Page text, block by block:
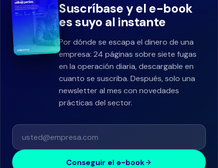
Suscríbase y el e-book
es suyo al instante
Por dónde se escapa el dinero de una
empresa: 24 páginas sobre siete fugas
en la operación diaria, descargable en
cuanto se suscriba. Después, solo una
newsletter al mes con novedades
prácticas del sector.
Conseguir el e-book